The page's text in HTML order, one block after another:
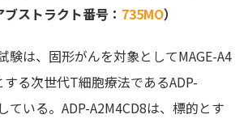
ストラクト番号： 735MO）
験は、固形がんを対象としてMAGE-A4
る次世代T細胞療法であるADP-
ている。ADP-A2M4CD8は、標的とす